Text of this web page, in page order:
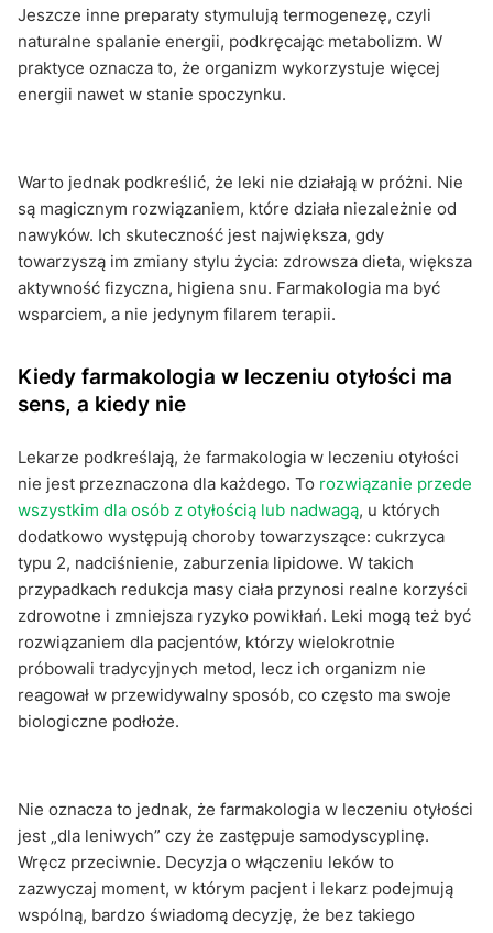
Jeszcze inne preparaty stymulują termogenezę, czyli
naturalne spalanie energii, podkręcając metabolizm. W
praktyce oznacza to, że organizm wykorzystuje więcej
energii nawet w stanie spoczynku.
Warto jednak podkreślić, że leki nie działają w próżni. Nie
są magicznym rozwiązaniem, które działa niezależnie od
nawyków. Ich skuteczność jest największa, gdy
towarzyszą im zmiany stylu życia: zdrowsza dieta, większa
aktywność fizyczna, higiena snu. Farmakologia ma być
wsparciem, a nie jedynym filarem terapii.
Kiedy farmakologia w leczeniu otyłości ma
sens, a kiedy nie
Lekarze podkreślają, że farmakologia w leczeniu otyłości
nie jest przeznaczona dla każdego. To rozwiązanie przede
wszystkim dla osób z otyłością lub nadwagą, u których
dodatkowo występują choroby towarzyszące: cukrzyca
typu 2, nadciśnienie, zaburzenia lipidowe. W takich
przypadkach redukcja masy ciała przynosi realne korzyści
zdrowotne i zmniejsza ryzyko powikłań. Leki mogą też być
rozwiązaniem dla pacjentów, którzy wielokrotnie
próbowali tradycyjnych metod, lecz ich organizm nie
reagował w przewidywalny sposób, co często ma swoje
biologiczne podłoże.
Nie oznacza to jednak, że farmakologia w leczeniu otyłości
jest „dla leniwych” czy że zastępuje samodyscyplinę.
Wręcz przeciwnie. Decyzja o włączeniu leków to
zazwyczaj moment, w którym pacjent i lekarz podejmują
wspólną, bardzo świadomą decyzję, że bez takiego